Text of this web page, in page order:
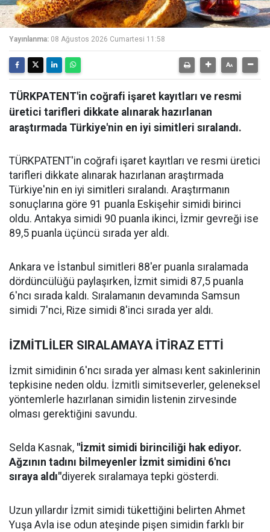
Yayınlanma: 08 Ağustos 2026 Cumartesi 11:58
TÜRKPATENT'in coğrafi işaret kayıtları ve resmi
üretici tarifleri dikkate alınarak hazırlanan
araştırmada Türkiye'nin en iyi simitleri sıralandı.
TÜRKPATENT'in coğrafi işaret kayıtları ve resmi üretici
tarifleri dikkate alınarak hazırlanan araştırmada
Türkiye'nin en iyi simitleri sıralandı. Araştırmanın
sonuçlarına göre 91 puanla Eskişehir simidi birinci
oldu. Antakya simidi 90 puanla ikinci, İzmir gevreği ise
89,5 puanla üçüncü sırada yer aldı.
Ankara ve İstanbul simitleri 88'er puanla sıralamada
dördüncülüğü paylaşırken, İzmit simidi 87,5 puanla
6'ncı sırada kaldı. Sıralamanın devamında Samsun
simidi 7'nci, Rize simidi 8'inci sırada yer aldı.
İZMİTLİLER SIRALAMAYA İTİRAZ ETTİ
İzmit simidinin 6'ncı sırada yer alması kent sakinlerinin
tepkisine neden oldu. İzmitli simitseverler, geleneksel
yöntemlerle hazırlanan simidin listenin zirvesinde
olması gerektiğini savundu.
Selda Kasnak, "İzmit simidi birinciliği hak ediyor.
Ağzının tadını bilmeyenler İzmit simidini 6'ncı
sıraya aldı"diyerek sıralamaya tepki gösterdi.
Uzun yıllardır İzmit simidi tükettiğini belirten Ahmet
Yuşa Avla ise odun ateşinde pişen simidin farklı bir